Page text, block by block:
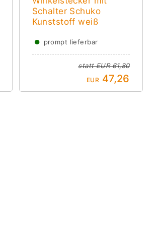
Schalter Schuko
Kunststoff weiß
● prompt lieferbar
stattEUR 61,80
EUR 47,26